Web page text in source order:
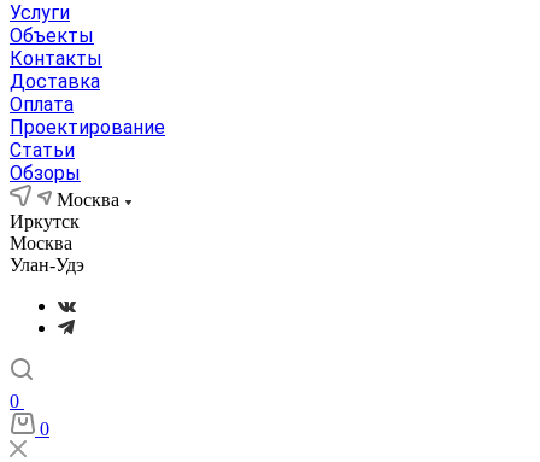
Услуги
Объекты
Контакты
Доставка
Оплата
Проектирование
Статьи
Обзоры
Москва
Иркутск
Москва
Улан-Удэ
0
0